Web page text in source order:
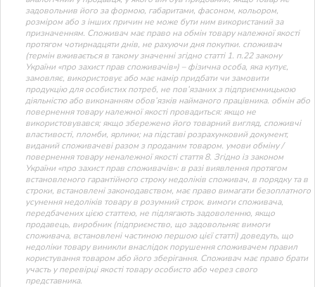
задовольнив його за формою, габаритами, фасоном, кольором,
розміром або з інших причин не може бути ним використаний за
призначенням. Споживач має право на обмін товару належної якості
протягом чотирнадцяти днів, не рахуючи дня покупки. споживач
(термін вживається в такому значенні згідно статті 1. п.22 закону
України «про захист прав споживачів») – фізична особа, яка купує,
замовляє, використовує або має намір придбати чи замовити
продукцію для особистих потреб, не пов’язаних з підприємницькою
діяльністю або виконанням обов’язків найманого працівника. обмін або
повернення товару належної якості провадиться: якщо не
використовувався; якщо збережено його товарний вигляд, споживчі
властивості, пломби, ярлики; на підставі розрахунковий документ,
виданий споживачеві разом з проданим товаром. умови обміну /
повернення товару неналежної якості стаття 8. Згідно із законом
України «про захист прав споживачів»: в разі виявлення протягом
встановленого гарантійного строку недоліків споживач, в порядку та в
строки, встановлені законодавством, має право вимагати безоплатного
усунення недоліків товару в розумний строк. вимоги споживача,
передбачених цією статтею, не підлягають задоволенню, якщо
продавець, виробник (підприємство, що задовольняє вимоги
споживача, встановлені частиною першою цієї статті) доведуть, що
недоліки товару виникли внаслідок порушення споживачем правил
користування товаром або його зберігання. Споживач має право брати
участь у перевірці якості товару особисто або через свого
представника.